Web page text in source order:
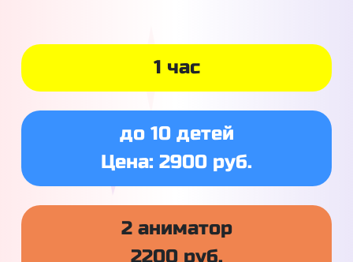
1 час
до 10 детей
Цена: 2900 руб.
2 аниматор
2200 руб.